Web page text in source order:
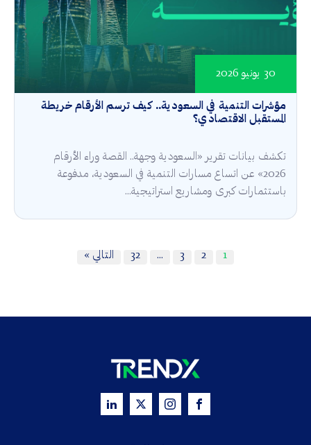
مؤشرات التنمية في السعودية.. كيف ترسم الأرقام خريطة
المستقبل الاقتصادي؟
30 يونيو 2026
تكشف بيانات تقرير «السعودية وجهة.. القصة وراء الأرقام
2026» عن اتساع مسارات التنمية في السعودية، مدفوعة
باستثمارات كبرى ومشاريع استراتيجية...
1
2
3
…
32 التالي »